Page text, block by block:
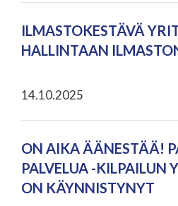
ILMASTOKESTÄVÄ
HALLINTAAN
14.10.2025
ON AIKA ÄÄNESTÄÄ!
PALVELUA -KILPAILUN
ON KÄYNNISTYNYT